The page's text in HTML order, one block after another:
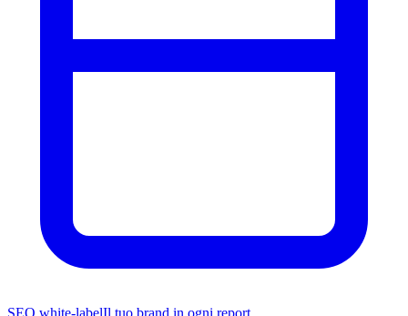
SEO white-labelIl tuo brand in ogni report